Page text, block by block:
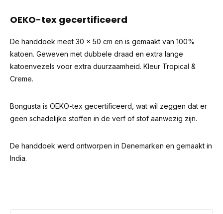
OEKO-tex gecertificeerd
De handdoek meet 30 x 50 cm en is gemaakt van 100%
katoen. Geweven met dubbele draad en extra lange
katoenvezels voor extra duurzaamheid. Kleur Tropical &
Creme.
Bongusta is OEKO-tex gecertificeerd, wat wil zeggen dat er
geen schadelijke stoffen in de verf of stof aanwezig zijn.
De handdoek werd ontworpen in Denemarken en gemaakt in
India.